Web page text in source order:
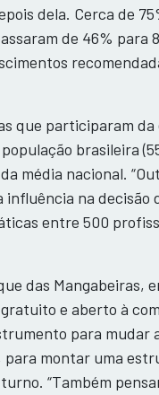
dela. Cerca de
de 46% para
que participaram
brasileira
média nacional.
na decisão
entre 500
das Mangabeiras,
gratuito e aberto à
para
montar uma
“Também